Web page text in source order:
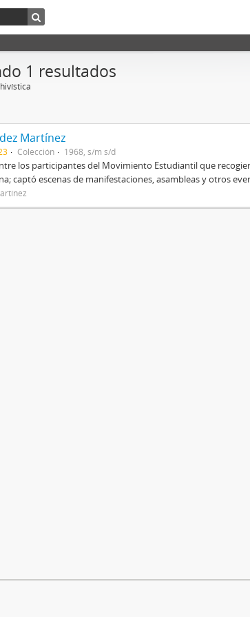
1 resultados
Martínez
Colección 1968, s/m s/d
los participantes del Movimiento Estudiantil que
captó escenas de manifestaciones, asambleas y otros